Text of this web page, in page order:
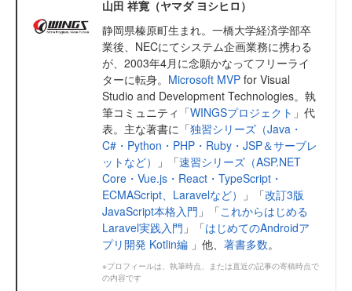
山田 祥寛（ヤマダ ヨシヒロ）
静岡県榛原町生まれ。一橋大学経済学部卒
業後、NECにてシステム企画業務に携わる
が、2003年4月に念願かなってフリーライ
ターに転身。 Microsoft MVP for Visual
Studio and Development Technologies。執
筆コミュニティ「WINGSプロジェクト 」代
表。主な著書に「独習シリーズ（Java・
C#・Python・PHP・Ruby・JSP＆サーブレ
ットなど）
」「速習シリーズ（ASP.NET
Core・Vue.js・React・TypeScript・
ECMAScript、Laravelなど）
」「改訂3版
JavaScript本格入門 」「これからはじめる
Laravel実践入門 」「はじめてのAndroidア
プリ開発 Kotlin編 」他、 著書多数。
※プロフィールは、執筆時点、または直近の記事の寄稿時点で
の内容です